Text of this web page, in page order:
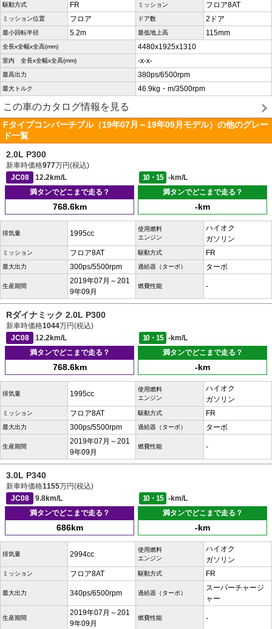
駆動方式 FR ミッション フロア8AT
ミッション位置 フロア ドア数 2ドア
最小回転半径 5.2m 最低地上高 115mm
全長x全幅x全高(mm) 4480x1925x1310
室内 全長x全幅x全高(mm) -x-x-
最高出力 380ps/6500rpm
最大トルク 46.9kg・m/3500rpm
この車のカタログ情報を見る
Fタイプコンバーチブル（19年07月～19年09月モデル）の他のグレー
ド一覧
2.0L P300
新車時価格977万円(税込)
JC08
12.2km/L 10・15
-km/L
満タンでどこまで走る？
768.6km
満タンでどこまで走る？
-km
排気量 1995cc
使用燃料
エンジン
ハイオク
ガソリン
ミッション フロア8AT 駆動方式 FR
最大出力 300ps/5500rpm 過給器（ターボ） ターボ
生産期間
2019年07月～201
9年09月
燃費性能 -
Rダイナミック 2.0L P300
新車時価格1044万円(税込)
JC08
12.2km/L 10・15
-km/L
満タンでどこまで走る？
768.6km
満タンでどこまで走る？
-km
排気量 1995cc
使用燃料
エンジン
ハイオク
ガソリン
ミッション フロア8AT 駆動方式 FR
最大出力 300ps/5500rpm 過給器（ターボ） ターボ
生産期間
2019年07月～201
9年09月
燃費性能 -
3.0L P340
新車時価格1155万円(税込)
JC08
9.8km/L 10・15
-km/L
満タンでどこまで走る？
686km
満タンでどこまで走る？
-km
排気量 2994cc
使用燃料
エンジン
ハイオク
ガソリン
ミッション フロア8AT 駆動方式 FR
最大出力 340ps/6500rpm 過給器（ターボ）
スーパーチャージ
ャー
生産期間
2019年07月～201
9年09月
燃費性能 -